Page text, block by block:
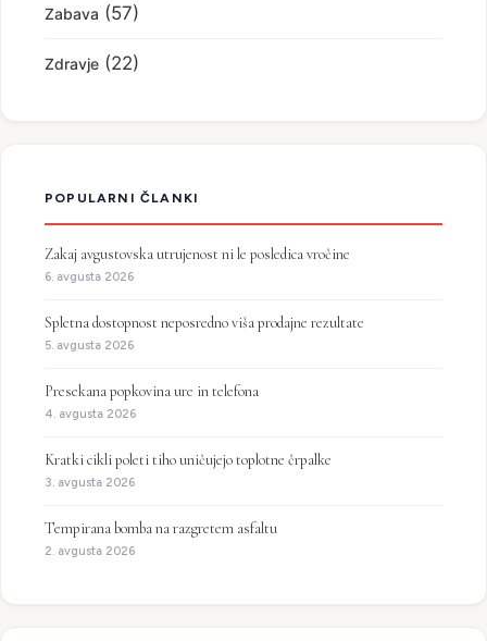
Zabava (57)
Zdravje (22)
POPULARNI ČLANKI
Zakaj avgustovska utrujenost ni le posledica vročine
6. avgusta 2026
Spletna dostopnost neposredno viša prodajne rezultate
5. avgusta 2026
Presekana popkovina ure in telefona
4. avgusta 2026
Kratki cikli poleti tiho uničujejo toplotne črpalke
3. avgusta 2026
Tempirana bomba na razgretem asfaltu
2. avgusta 2026